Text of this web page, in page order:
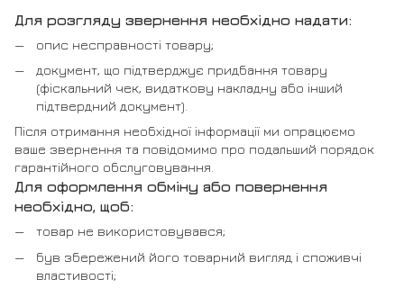
Для розгляду звернення необхідно надати:
опис несправності товару;
документ, що підтверджує придбання товару
(фіскальний чек, видаткову накладну або інший
підтвердний документ).
Після отримання необхідної інформації ми опрацюємо
ваше звернення та повідомимо про подальший порядок
гарантійного обслуговування.
Для оформлення обміну або повернення
необхідно, щоб:
товар не використовувався;
був збережений його товарний вигляд і споживчі
властивості;